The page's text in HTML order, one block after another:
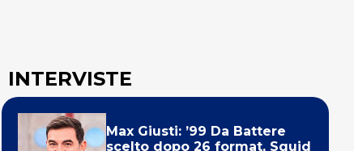
INTERVISTE
Max Giusti: ’99 Da Battere
scelto dopo 26 format, Squid